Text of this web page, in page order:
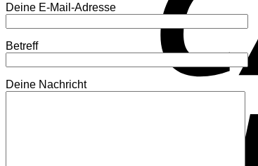
Deine E-Mail-Adresse
Betreff
Deine Nachricht